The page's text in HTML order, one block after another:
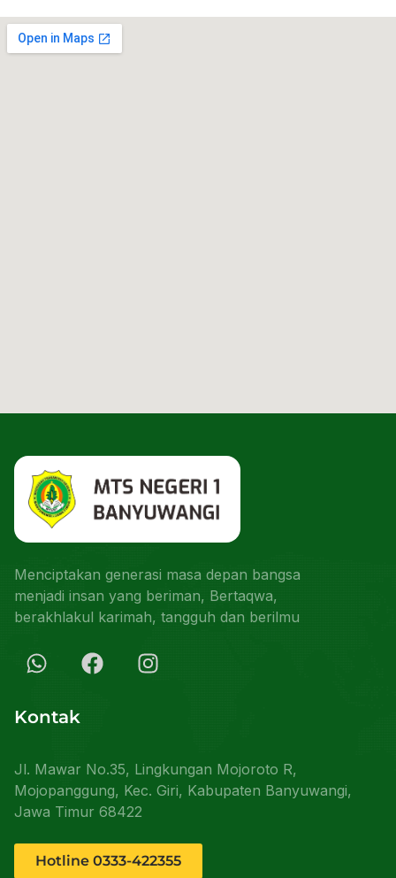
Menciptakan generasi masa depan bangsa
menjadi insan yang beriman, Bertaqwa,
berakhlakul karimah, tangguh dan berilmu
Kontak
Jl. Mawar No.35, Lingkungan Mojoroto R,
Mojopanggung, Kec. Giri, Kabupaten Banyuwangi,
Jawa Timur 68422
Hotline 0333-422355